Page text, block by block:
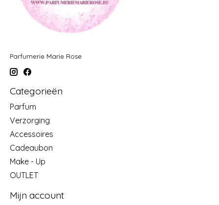
Parfumerie Marie Rose
Categorieën
Parfum
Verzorging
Accessoires
Cadeaubon
Make - Up
OUTLET
Mijn account